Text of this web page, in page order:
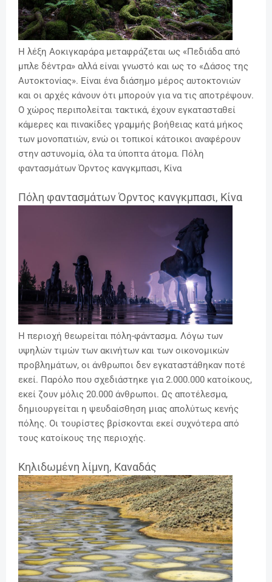
Η λέξη Αοκιγκαράρα μεταφράζεται ως «Πεδιάδα από
μπλε δέντρα» αλλά είναι γνωστό και ως το «Δάσος της
Αυτοκτονίας». Είναι ένα διάσημο μέρος αυτοκτονιών
και οι αρχές κάνουν ότι μπορούν για να τις αποτρέψουν.
Ο χώρος περιπολείται τακτικά, έχουν εγκατασταθεί
κάμερες και πινακίδες γραμμής βοήθειας κατά μήκος
των μονοπατιών, ενώ οι τοπικοί κάτοικοι αναφέρουν
στην αστυνομία, όλα τα ύποπτα άτομα. Πόλη
φαντασμάτων Όρντος κανγκμπασι, Κίνα
Πόλη φαντασμάτων Όρντος κανγκμπασι, Κίνα
Η περιοχή θεωρείται πόλη-φάντασμα. Λόγω των
υψηλών τιμών των ακινήτων και των οικονομικών
προβλημάτων, οι άνθρωποι δεν εγκαταστάθηκαν ποτέ
εκεί. Παρόλο που σχεδιάστηκε για 2.000.000 κατοίκους,
εκεί ζουν μόλις 20.000 άνθρωποι. Ως αποτέλεσμα,
δημιουργείται η ψευδαίσθηση μιας απολύτως κενής
πόλης. Οι τουρίστες βρίσκονται εκεί συχνότερα από
τους κατοίκους της περιοχής.
Κηλιδωμένη λίμνη, Καναδάς